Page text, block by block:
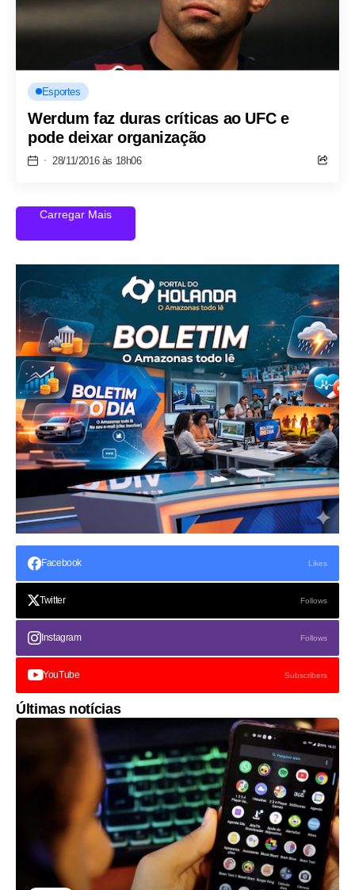
Esportes
Werdum faz duras críticas ao UFC e
pode deixar organização
28/11/2016 às 18h06
Carregar Mais
Facebook Likes
Twitter Follows
Instagram Follows
YouTube Subscribers
Últimas notícias